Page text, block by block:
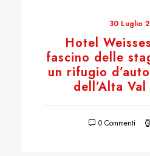
30 Luglio
Hotel
fascino delle
un rifugio
dell’Alta
0 Commenti